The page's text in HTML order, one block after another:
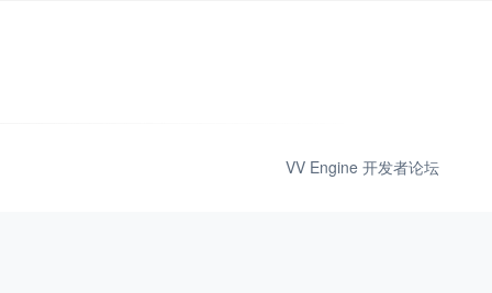
VV Engine 开发者论坛